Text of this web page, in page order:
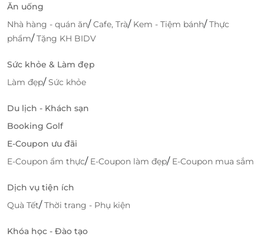
rộng rãi cung đội ngũ nhân viên chuyên nghiệp, chu
đáo, nhiệt tình cùng chất lượng dịch đẳng
cấp, Shynh Beauty Spa sẽ mang đến sự hài lòng
Ăn uống
Nhà hàng - quán ăn/Cafe, Trà/ Kem - Tiệm bánh/Thực
phẩm/Tặng KH BIDV
Sức khỏe & Làm đẹp
Làm đẹp/Sức khỏe
Du lịch - Khách sạn
Booking Golf
E-Coupon ưu đãi
E-Coupon ẩm thực/ E-Coupon làm đẹp/ E-Coupon mua sắm
Dịch vụ tiện ích
Quà Tết/Thời trang - Phụ kiện
Khóa học - Đào tạo